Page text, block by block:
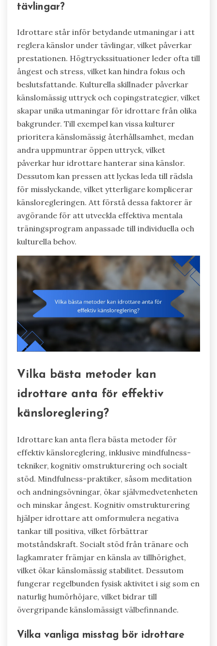
tävlingar?
Idrottare står inför betydande utmaningar i att
reglera känslor under tävlingar, vilket påverkar
prestationen. Högtryckssituationer leder ofta till
ångest och stress, vilket kan hindra fokus och
beslutsfattande. Kulturella skillnader påverkar
känslomässig uttryck och copingstrategier, vilket
skapar unika utmaningar för idrottare från olika
bakgrunder. Till exempel kan vissa kulturer
prioritera känslomässig återhållsamhet, medan
andra uppmuntrar öppen uttryck, vilket
påverkar hur idrottare hanterar sina känslor.
Dessutom kan pressen att lyckas leda till rädsla
för misslyckande, vilket ytterligare komplicerar
känsloregleringen. Att förstå dessa faktorer är
avgörande för att utveckla effektiva mentala
träningsprogram anpassade till individuella och
kulturella behov.
Vilka bästa metoder kan
idrottare anta för effektiv
känsloreglering?
Idrottare kan anta flera bästa metoder för
effektiv känsloreglering, inklusive mindfulness-
tekniker, kognitiv omstrukturering och socialt
stöd. Mindfulness-praktiker, såsom meditation
och andningsövningar, ökar självmedvetenheten
och minskar ångest. Kognitiv omstrukturering
hjälper idrottare att omformulera negativa
tankar till positiva, vilket förbättrar
motståndskraft. Socialt stöd från tränare och
lagkamrater främjar en känsla av tillhörighet,
vilket ökar känslomässig stabilitet. Dessutom
fungerar regelbunden fysisk aktivitet i sig som en
naturlig humörhöjare, vilket bidrar till
övergripande känslomässigt välbefinnande.
Vilka vanliga misstag bör idrottare